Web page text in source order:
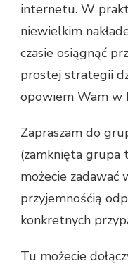
internetu. W
niewielkim
czasie osiągnąć
prostej strategii
opowiem Wam w
Zapraszam do
(zamknięta
możecie zadawać
przyjemnośćią
konkretnych
Tu możecie